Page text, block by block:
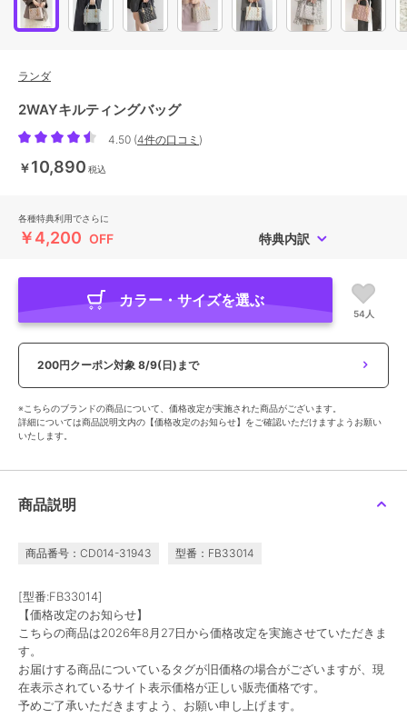
ランダ
2WAYキルティングバッグ
4.50 (4件の口コミ )
￥10,890 税込
各種特典利用でさらに
￥4,200 OFF 特典内訳
カラー・サイズを選ぶ
54人
200円クーポン対象 8/9(日)まで
※こちらのブランドの商品について、価格改定が実施された商品がございます。
詳細については商品説明文内の【価格改定のお知らせ】をご確認いただけますようお願い
いたします。
商品説明
商品番号：CD014-31943 型番：FB33014
[型番:FB33014]
【価格改定のお知らせ】
こちらの商品は2026年8月27日から価格改定を実施させていただきま
す。
お届けする商品についているタグが旧価格の場合がございますが、現
在表示されているサイト表示価格が正しい販売価格です。
予めご了承いただきますよう、お願い申し上げます。